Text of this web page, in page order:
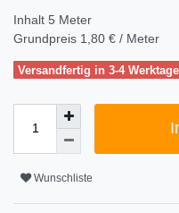
Inhalt 5 Meter
Grundpreis 1,80 € / Meter
Versandfertig in 3-4
Wunschliste